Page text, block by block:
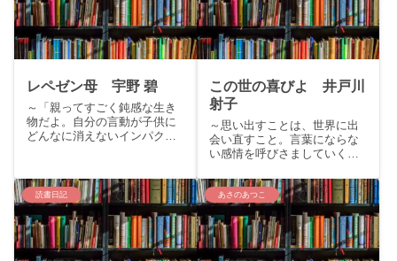
レペゼン母 宇野 碧
～「親ってすごく鈍感な生き
物だよ。自分の言動が子供に
どんなに消えないインパクト
す。今回は宇野碧の『レペゼ
ン母』をご紹介いたします。
story：和歌山県の山間の町に
住む深見明子。穏やかに暮
ら...
この世の喜びよ 井戸川
射子
～思い出すことは、世界に出
会い直すこと。言葉にならな
い感情を呼びさましていく傑
まりすです。今回は芥川賞受
賞作、井戸川射子『この世の
喜びよ』をご紹介いたしま
す。story：娘たちが幼い頃、
よく一緒に過ごした近所のシ
ョ...
読書日記 あさのあつこ